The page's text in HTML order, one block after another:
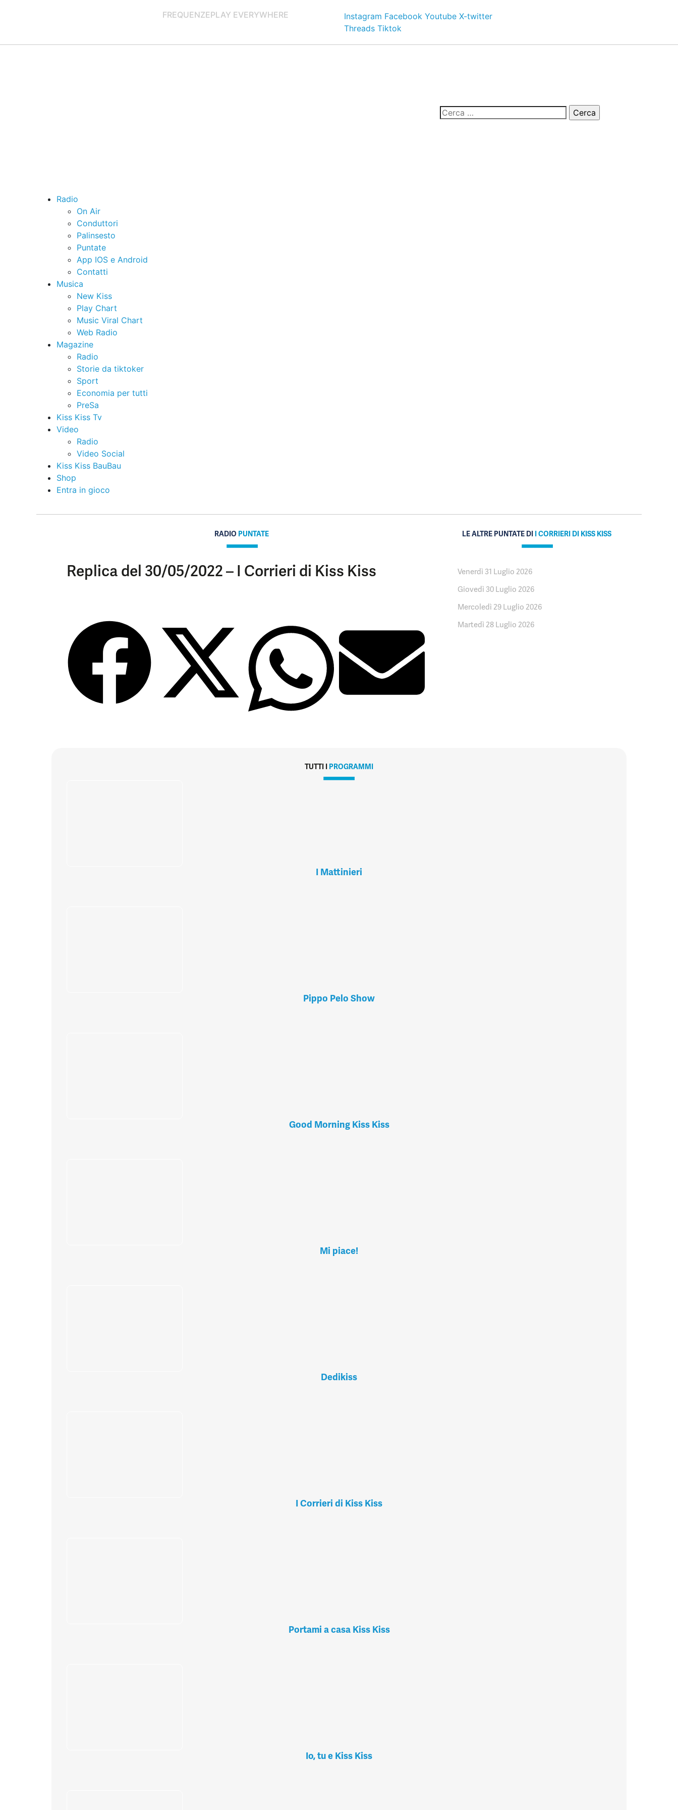
FREQUENZEPLAY EVERYWHERE Instagram Facebook Youtube X-twitter
Threads Tiktok
Radio
On Air
Conduttori
Palinsesto
Puntate
App IOS e Android
Contatti
Musica
New Kiss
Play Chart
Music Viral Chart
Web Radio
Magazine
Radio
Storie da tiktoker
Sport
Economia per tutti
PreSa
Kiss Kiss Tv
Video
Radio
Video Social
Kiss Kiss BauBau
Shop
Entra in gioco
RADIO PUNTATE
Replica del 30/05/2022 – I Corrieri di Kiss Kiss
LE ALTRE PUNTATE DI I CORRIERI DI KISS KISS
Venerdì 31 Luglio 2026
Giovedì 30 Luglio 2026
Mercoledì 29 Luglio 2026
Martedì 28 Luglio 2026
TUTTI I PROGRAMMI
I Mattinieri
Pippo Pelo Show
Good Morning Kiss Kiss
Mi piace!
Dedikiss
I Corrieri di Kiss Kiss
Portami a casa Kiss Kiss
Io, tu e Kiss Kiss